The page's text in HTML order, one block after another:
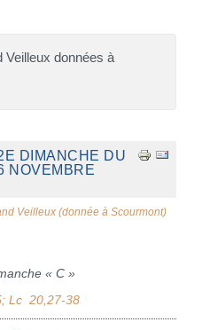
Veilleux données à
DIMANCHE DU
NOVEMBRE
Veilleux (donnée à Scourmont)
« C »
Lc 20,27-38